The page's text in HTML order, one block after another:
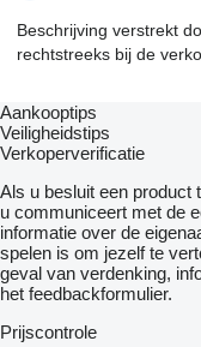
Beschrijving verstrekt
rechtstreeks bij de
Aankooptips
Veiligheidstips
Verkoperverificatie
Als u besluit een product
u communiceert met de
informatie over de
spelen is om jezelf te
geval van verdenking,
het feedbackformulier.
Prijscontrole